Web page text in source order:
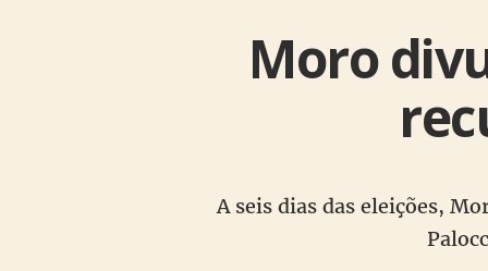
Moro
A seis dias das eleições,